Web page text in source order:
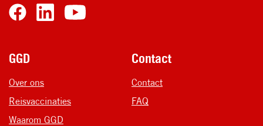
Voet
GGD
Over ons
Reisvaccinaties
Waarom GGD
Contact
Contact
FAQ